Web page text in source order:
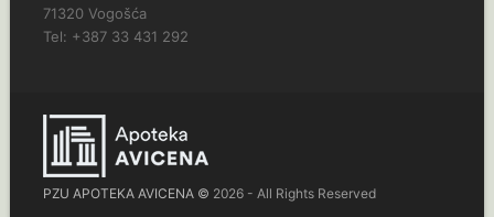
71320 Vogošća
Tel: +387 33 431 292
PZU APOTEKA AVICENA © 2026 - All Rights Reserved